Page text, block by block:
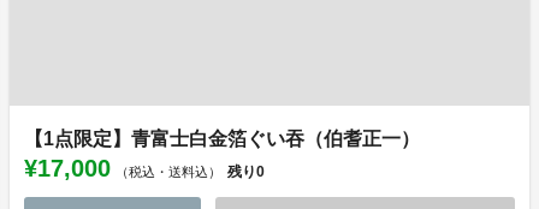
【1点限定】青富士白金箔ぐい吞（伯耆正一）
¥17,000 （税込・送料込） 残り0